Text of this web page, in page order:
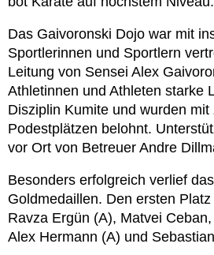
Das Gaivoronski Dojo war mit
Sportlerinnen und Sportlern
Leitung von Sensei Alex
Athletinnen und Athleten starke
Disziplin Kumite und wurden mit
Podestplätzen belohnt.
vor Ort von Betreuer Andre
Besonders erfolgreich verlief
Goldmedaillen. Den ersten
Ravza Ergün (A), Matvei
Alex Hermann (A) und